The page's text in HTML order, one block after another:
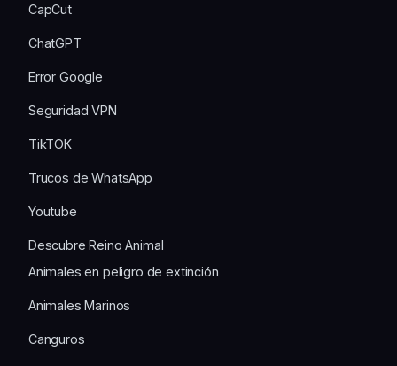
CapCut
ChatGPT
Error Google
Seguridad VPN
TikTOK
Trucos de WhatsApp
Youtube
Descubre Reino Animal
Animales en peligro de extinción
Animales Marinos
Canguros